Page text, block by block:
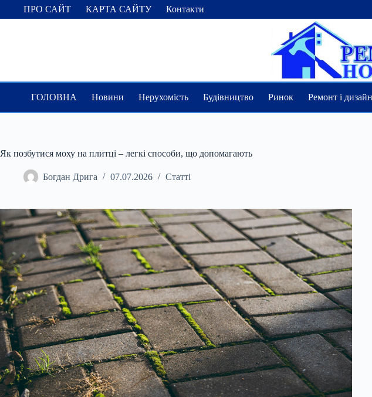
ПерейтиПРО САЙТ КАРТА САЙТУ Контакти
ГОЛОВНА Новини Нерухомість Будівництво Ринок Ремонт і дизайн
Як позбутися моху на плитці – легкі способи, що допомагають
Богдан Дрига 07.07.2026 Статті